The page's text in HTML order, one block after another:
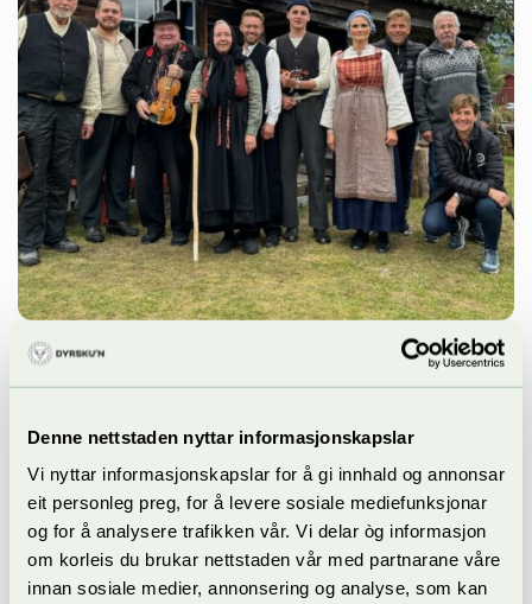
Denne nettstaden nyttar informasjonskapslar
Vi nyttar informasjonskapslar for å gi innhald og annonsar
eit personleg preg, for å levere sosiale mediefunksjonar
og for å analysere trafikken vår. Vi delar òg informasjon
om korleis du brukar nettstaden vår med partnarane våre
innan sosiale medier, annonsering og analyse, som kan
200 år sidan Leiv Sandsdalen
Årets spel heidrar spelemann og sogeskrivar.